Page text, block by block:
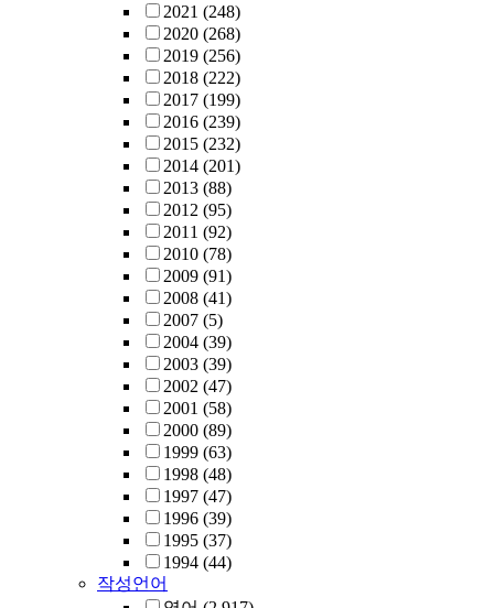
2021 (248)
2020 (268)
2019 (256)
2018 (222)
2017 (199)
2016 (239)
2015 (232)
2014 (201)
2013 (88)
2012 (95)
2011 (92)
2010 (78)
2009 (91)
2008 (41)
2007 (5)
2004 (39)
2003 (39)
2002 (47)
2001 (58)
2000 (89)
1999 (63)
1998 (48)
1997 (47)
1996 (39)
1995 (37)
1994 (44)
작성언어